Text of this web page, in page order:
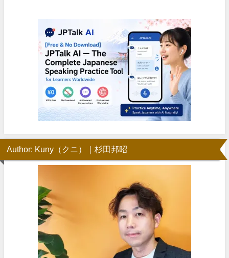
Author: Kuny（クニ）｜杉田邦昭